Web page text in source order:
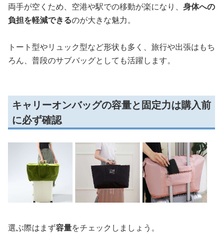
両手が空くため、空港や駅での移動が楽になり、 身体への
負担を軽減できるのが大きな魅力。
トート型やリュック型など形状も多く、旅行や出張はもち
ろん、普段のサブバッグとしても活躍します。
キャリーオンバッグの容量と固定力は購入前
に必ず確認
選ぶ際はまず容量をチェックしましょう。